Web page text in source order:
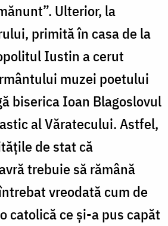
Ulterior, la
primită în casa de la
Iustin a cerut
muzei poetului
biserica Ioan Blagoslovul
al Văratecului. Astfel,
de stat că
trebuie să rămână
vreodată cum de
catolică ce și-a pus capăt